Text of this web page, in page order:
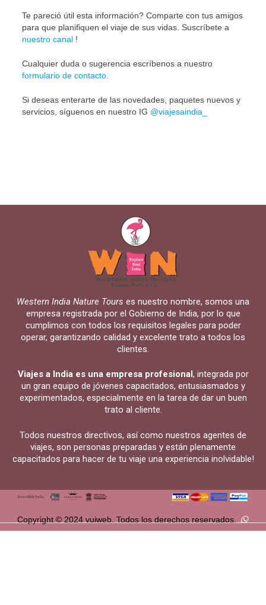
Te pareció útil esta información? Comparte con tus amigos
para que planifiquen el viaje de sus vidas. Suscríbete a
nuestro canal !
Cualquier duda o sugerencia escríbenos a nuestro
formulario de contacto.
Si deseas enterarte de las novedades, paquetes nuevos y
servicios, síguenos en nuestro IG @viajesaindia_
Western India Nature Tours es nuestro nombre, somos una
empresa registrada por el Gobierno de India, por lo que
cumplimos con todos los requisitos legales para poder
operar, garantizando calidad y excelente trato a todos los
clientes.
Viajes a India es una empresa profesional , integrada por
un gran equipo de jóvenes capacitados, entusiasmados y
experimentados, especialmente en la tarea de dar un buen
trato al cliente.
Todos nuestros directivos, así como nuestros agentes de
viajes, son personas preparadas y están plenamente
capacitados para hacer de tu viaje una experiencia inolvidable!
Copyright © 2024 vuiweb. Todos los derechos reservados.